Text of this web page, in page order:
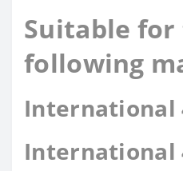
Suitable for
following
International
International